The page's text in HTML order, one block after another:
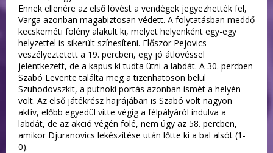
Ennek ellenére az első lövést a vendégek jegyezhették fel,
Varga azonban magabiztosan védett. A folytatásban meddő
kecskeméti fölény alakult ki, melyet helyenként egy-egy
helyzettel is sikerült színesíteni. Először Pejovics
veszélyeztetett a 19. percben, egy jó átlövéssel
jelentkezett, de a kapus ki tudta ütni a labdát. A 30. percben
Szabó Levente találta meg a tizenhatoson belül
Szuhodovszkit, a putnoki portás azonban ismét a helyén
volt. Az első játékrész hajrájában is Szabó volt nagyon
aktív, előbb egyedül vitte végig a félpályáról indulva a
labdát, de az akció végén fölé, nem úgy az 58. percben,
amikor Djuranovics lekészítése után lőtte ki a bal alsót (1-
0).